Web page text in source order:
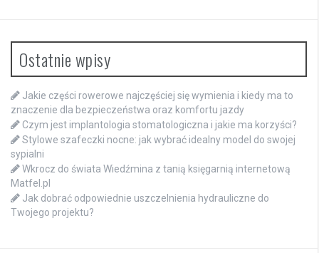
Ostatnie wpisy
Jakie części rowerowe najczęściej się wymienia i kiedy ma to
znaczenie dla bezpieczeństwa oraz komfortu jazdy
Czym jest implantologia stomatologiczna i jakie ma korzyści?
Stylowe szafeczki nocne: jak wybrać idealny model do swojej
sypialni
Wkrocz do świata Wiedźmina z tanią księgarnią internetową
Matfel.pl
Jak dobrać odpowiednie uszczelnienia hydrauliczne do
Twojego projektu?